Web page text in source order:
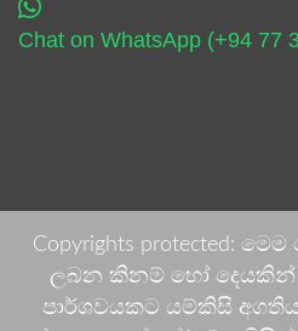
Chat on WhatsApp (+94 77
Copyrights protected:
ලබන කිනම් හෝ දෙයකින්
පාර්ශවයකට යම්කිසි